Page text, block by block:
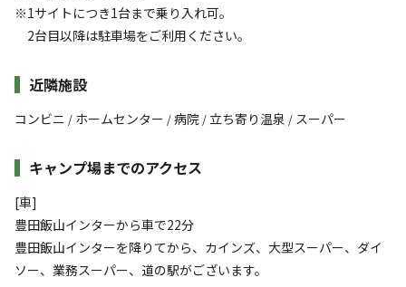
※1サイトにつき1台まで乗り入れ可。
2台目以降は駐車場をご利用ください。
近隣施設
コンビニ / ホームセンター /病院 / 立ち寄り温泉 / スーパー
キャンプ場までのアクセス
[車]
豊田飯山インターから車で22分
豊田飯山インターを降りてから、カインズ、大型スーパー、ダイ
ソー、業務スーパー、道の駅がございます。